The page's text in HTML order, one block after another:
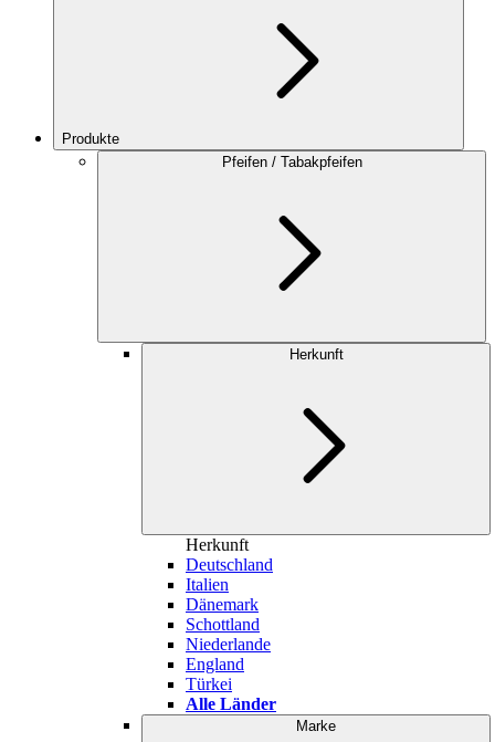
Produkte
Pfeifen / Tabakpfeifen
Herkunft
Herkunft
Deutschland
Italien
Dänemark
Schottland
Niederlande
England
Türkei
Alle Länder
Marke